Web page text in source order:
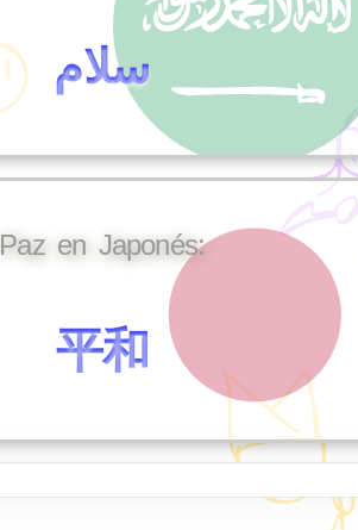
سلام
Paz en Japonés:
平和